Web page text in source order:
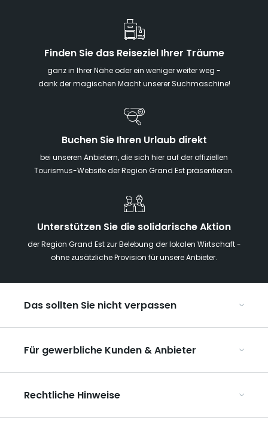
Finden Sie das Reiseziel Ihrer Träume
ganz in Ihrer Nähe oder ein weniger weiter weg -
dank der magischen Macht unserer Suchmaschine!
Buchen Sie Ihren Urlaub direkt
bei unseren Anbietern, die sich hier auf der offiziellen
Tourismus-Website der Region Grand Est präsentieren.
Unterstützen Sie die solidarische Aktion
der Region Grand Est zur Belebung der lokalen Wirtschaft -
ohne zusätzliche Provision für unsere Anbieter.
Das sollten Sie nicht verpassen
Die Weihnachtsmärkte im Grand Est
Ribeauvillé, zwischen Weinbergen und Bergen
Unsere UNESCO-Welterbestätten
Für gewerbliche Kunden & Anbieter
Organisieren Sie Ihre Gruppenreisen
ART GE kennenlernen
Rechtliche Hinweise